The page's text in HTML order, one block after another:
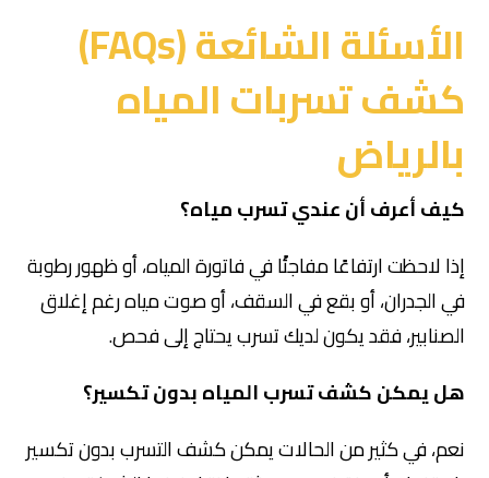
الأسئلة الشائعة (FAQs)
كشف تسربات المياه
بالرياض
كيف أعرف أن عندي تسرب مياه؟
إذا لاحظت ارتفاعًا مفاجئًا في فاتورة المياه، أو ظهور رطوبة
في الجدران، أو بقع في السقف، أو صوت مياه رغم إغلاق
الصنابير، فقد يكون لديك تسرب يحتاج إلى فحص.
هل يمكن كشف تسرب المياه بدون تكسير؟
نعم، في كثير من الحالات يمكن كشف التسرب بدون تكسير